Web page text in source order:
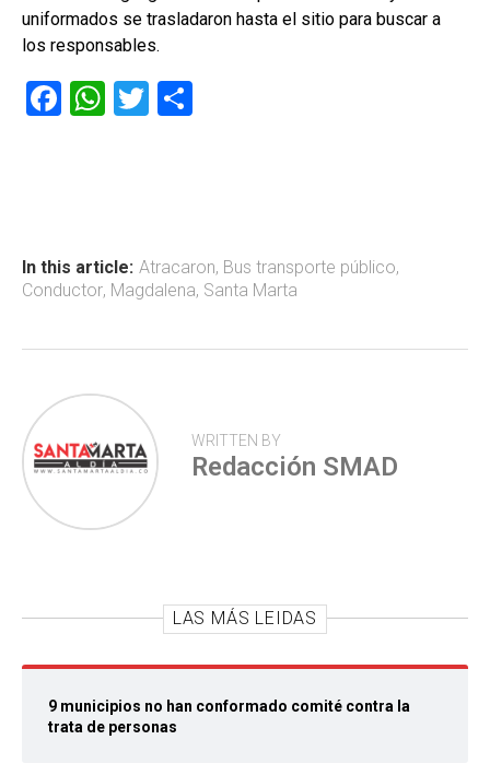
uniformados se trasladaron hasta el sitio para buscar a
los responsables.
F
ok
W
p
p
T
tir
In this article: Atracaron, Bus transporte público,
Conductor, Magdalena, Santa Marta
WRITTEN BY
Redacción SMAD
LAS MÁS LEIDAS
9 municipios no han conformado comité contra la
trata de personas